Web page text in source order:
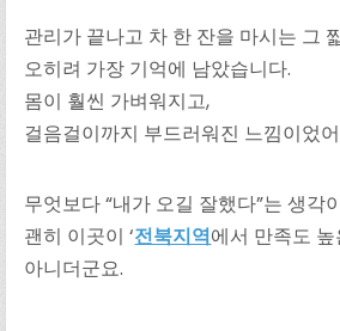
관리가 끝나고 차 한 잔을 마시는 그
오히려 가장 기억에 남았습니다.
몸이 훨씬 가벼워지고,
걸음걸이까지 부드러워진 느낌이었
무엇보다 “내가 오길 잘했다”는 생각
괜히 이곳이 ‘전북지역에서 만족도 높
아니더군요.